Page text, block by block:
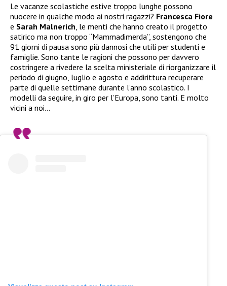
Le vacanze scolastiche estive troppo lunghe possono
nuocere in qualche modo ai nostri ragazzi? Francesca Fiore
e Sarah Malnerich , le menti che hanno creato il progetto
satirico ma non troppo “Mammadimerda”, sostengono che
91 giorni di pausa sono più dannosi che utili per studenti e
famiglie. Sono tante le ragioni che possono per davvero
costringere a rivedere la scelta ministeriale di riorganizzare il
periodo di giugno, luglio e agosto e addirittura recuperare
parte di quelle settimane durante l’anno scolastico. I
modelli da seguire, in giro per l’Europa, sono tanti. E molto
vicini a noi…